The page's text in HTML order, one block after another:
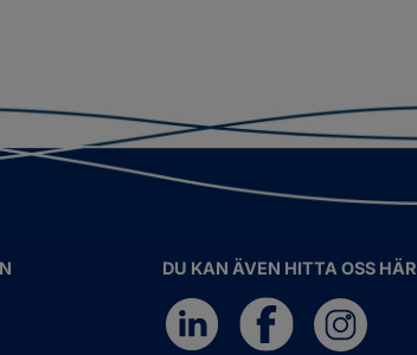
DU KAN ÄVEN HITTA OSS HÄR